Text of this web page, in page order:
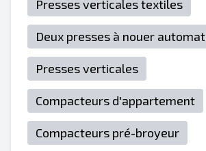
Presses verticales textiles
Deux presses à nouer
Presses verticales
Compacteurs d'appartement
Compacteurs pré-broyeur